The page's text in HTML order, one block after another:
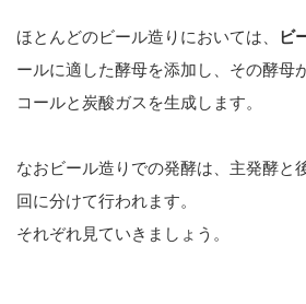
ほとんどのビール造りにおいては、 ビ
ールに適した酵母を添加し、その酵母
コールと炭酸ガスを生成します。
なおビール造りでの発酵は、主発酵と
回に分けて行われます。
それぞれ見ていきましょう。